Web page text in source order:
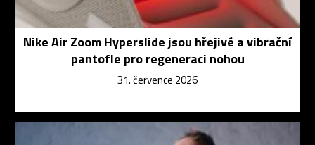
Nike Air Zoom Hyperslide jsou hřejivé a vibrační
pantofle pro regeneraci nohou
31. července 2026